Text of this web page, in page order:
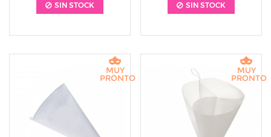
SIN STOCK SIN STOCK
MUY
PRONTO
MUY
PRONTO